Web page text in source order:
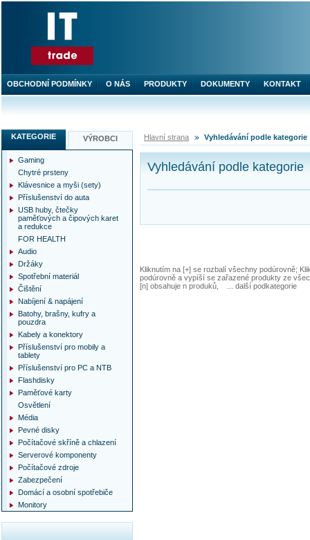
Hlavní strana Vyhledávání podle kategorie
Vyhledávání podle kategorie
Kliknutím na [+] se rozbalí všechny podúrovně;
podúrovně a vypíší se zařazené produkty ze
[n] obsahuje n produků, ... další podkategorie
KATEGORIE VÝROBCI
Gaming
Chytré prsteny
Klávesnice a myši (sety)
Příslušenství do auta
USB huby, čtečky
paměťových a čipových karet
a redukce
FOR HEALTH
Audio
Držáky
Spotřební materiál
Čištění
Nabíjení & napájení
Batohy, brašny, kufry a
pouzdra
Kabely a konektory
Příslušenství pro mobily a
tablety
Příslušenství pro PC a NTB
Flashdisky
Paměťové karty
Osvětlení
Média
Pevné disky
Počítačové skříně a chlazení
Serverové komponenty
Počítačové zdroje
Zabezpečení
Domácí a osobní spotřebiče
Monitory
OBCHODNÍ PODMÍNKY O NÁS PRODUKTY DOKUMENTY KONTAKT